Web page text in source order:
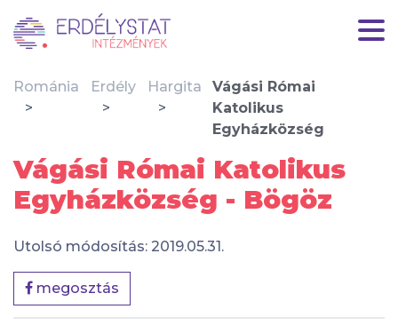
Románia Erdély Hargita
Vágási Római
Katolikus
Egyházközség
Vágási Római Katolikus
Egyházközség - Bögöz
Utolsó módosítás: 2019.05.31.
megosztás